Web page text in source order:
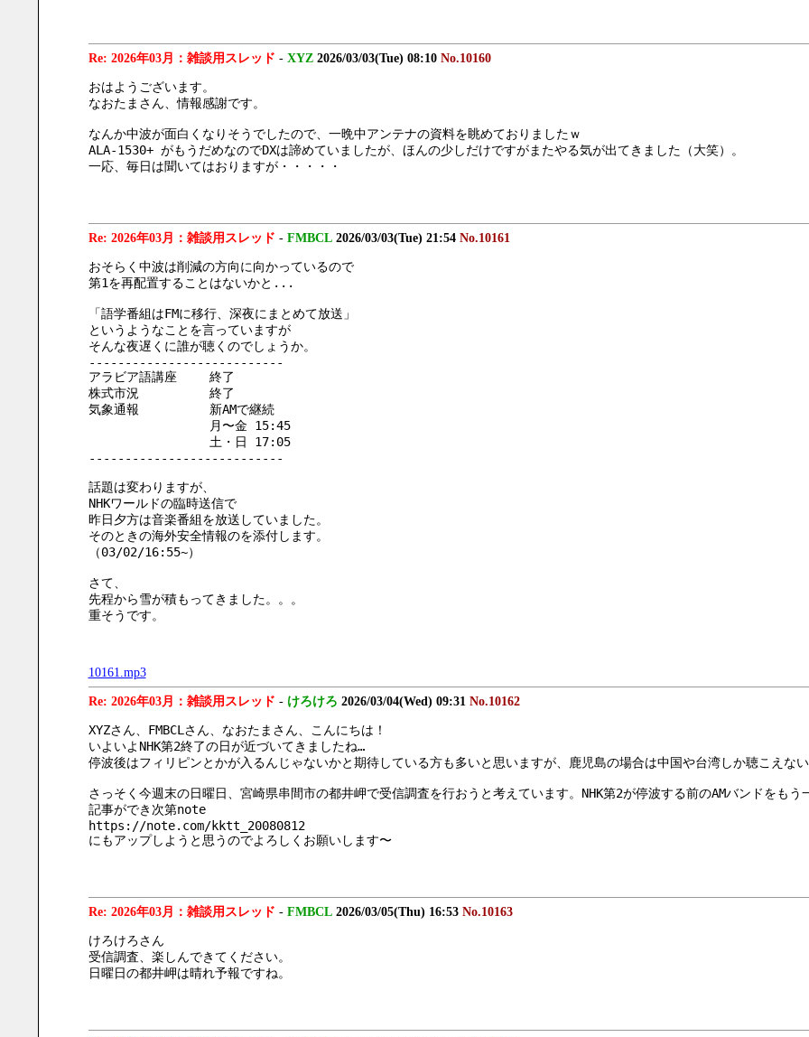
Re: 2026年03月：雑談用スレッド - XYZ 2026/03/03(Tue) 08:10 No.10160
おはようございます。
なおたまさん、情報感謝です。
なんか中波が面白くなりそうでしたので、一晩中アンテナの資料を眺めておりましたｗ
ALA-1530+ がもうだめなのでDXは諦めていましたが、ほんの少しだけですがまたやる気が出てきました（大笑）。
一応、毎日は聞いてはおりますが・・・・・
Re: 2026年03月：雑談用スレッド - FMBCL 2026/03/03(Tue) 21:54 No.10161
おそらく中波は削減の方向に向かっているので
第1を再配置することはないかと...
「語学番組はFMに移行、深夜にまとめて放送」
というようなことを言っていますが
そんな夜遅くに誰が聴くのでしょうか。
---------------------------
アラビア語講座　　 終了
株式市況　　　　　 終了
気象通報　　　　　 新AMで継続
月〜金 15:45
土・日 17:05
---------------------------
話題は変わりますが、
NHKワールドの臨時送信で
昨日夕方は音楽番組を放送していました。
そのときの海外安全情報のを添付します。
（03/02/16:55~）
さて、
先程から雪が積もってきました。。。
重そうです。
10161.mp3
Re: 2026年03月：雑談用スレッド - けろけろ 2026/03/04(Wed) 09:31 No.10162
XYZさん、FMBCLさん、なおたまさん、こんにちは！
いよいよNHK第2終了の日が近づいてきましたね…
停波後はフィリピンとかが入るんじゃないかと期待している方も多いと思いますが、鹿児島の場合は中国や台湾しか聴こえな
さっそく今週末の日曜日、宮崎県串間市の都井岬で受信調査を行おうと考えています。NHK第2が停波する前のAMバンドをも
記事ができ次第note
https://note.com/kktt_20080812
にもアップしようと思うのでよろしくお願いします〜
Re: 2026年03月：雑談用スレッド - FMBCL 2026/03/05(Thu) 16:53 No.10163
けろけろさん
受信調査、楽しんできてください。
日曜日の都井岬は晴れ予報ですね。